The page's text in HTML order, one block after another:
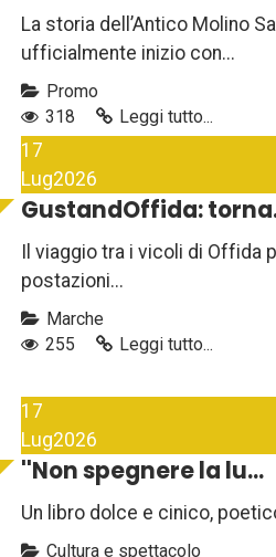
La storia dell’Antico Molino
ufficialmente inizio con...
Promo
318
Leggi tutto...
17
Lug2026
GustandOffida:
Il viaggio tra i vicoli di Offida
postazioni...
Marche
255
Leggi tutto...
17
Lug2026
''Non spegnere la lu...
Un libro dolce e cinico,
Cultura e spettacolo